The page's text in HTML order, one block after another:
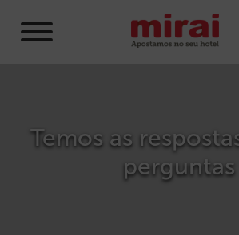
Temos as
perguntas